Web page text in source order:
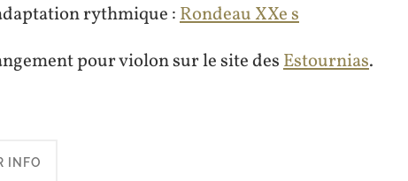
rythmique : Rondeau XXe s
pour violon sur le site desEstournias.
INFO